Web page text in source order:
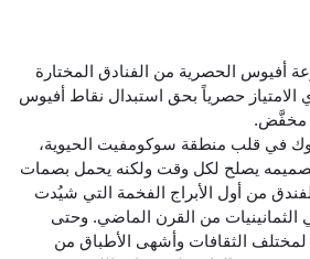
أفيوس الحصرية من الفنادق المختارة
الامتياز حصرياً بحق استبدال نقاط أفيوس
مخفَّض.
في قلب منطقة سوكومفيت الحيوية،
تصميمه يصلح لكل وقت ولكنه يحمل بصمات
من أول الأبراج الفخمة التي شيُدت
الثمانينيات من القرن الماضي. وحتى
لمختلف الثقافات وأشهى الأطباق من